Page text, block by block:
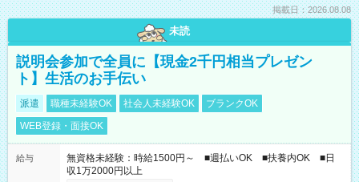
掲載日：2026.08.08
未読
説明会参加で全員に【現金2千円相当プレゼン
ト】生活のお手伝い
派遣 職種未経験OK 社会人未経験OK
ブランクOK
WEB登録・面接OK
給与
無資格未経験：時給1500円～ ■週払いOK ■扶養内OK ■日
収1万2000円以上